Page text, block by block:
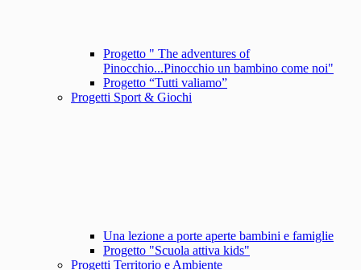
Progetto " The adventures of
Pinocchio...Pinocchio un bambino come noi"
Progetto “Tutti valiamo”
Progetti Sport & Giochi
Una lezione a porte aperte bambini e famiglie
Progetto "Scuola attiva kids"
Progetti Territorio e Ambiente